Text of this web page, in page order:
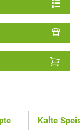
Kalte